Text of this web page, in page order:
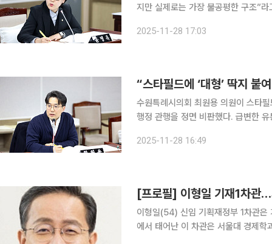
지만 실제로는 가장 불공평한 구조”
국 행정사무감사에서 “지금의 수원페
2025-11-28 17:03
수원특례시의회 최원용 의원이 스타
행정 관행을 정면 비판했다. 급변한
책국 행정사무감사에서 “대규모 점포
2025-11-28 16:49
[프로필] 이형일 기재1차관
이형일(54) 신임 기획재정부 1차관은 거시
에서 태어난 이 차관은 서울대 경제학